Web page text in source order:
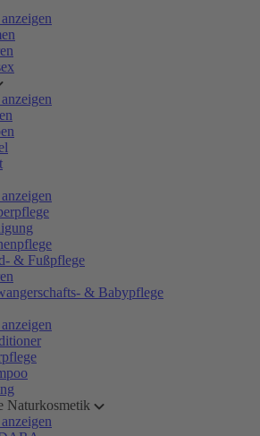
& Fußpflege
& Babypflege
Naturkosmetik